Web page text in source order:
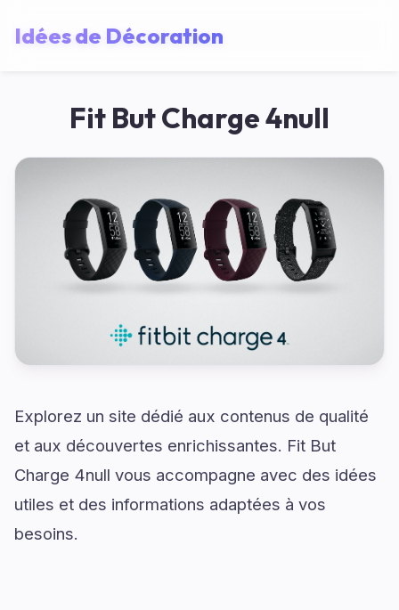
Idées de Décoration
Fit But Charge 4null
Explorez un site dédié aux contenus de qualité
et aux découvertes enrichissantes. Fit But
Charge 4null vous accompagne avec des idées
utiles et des informations adaptées à vos
besoins.